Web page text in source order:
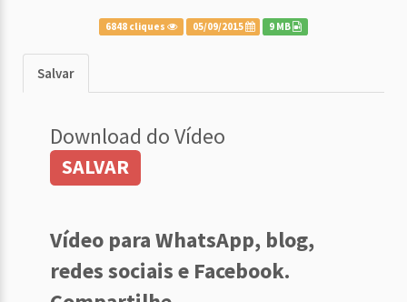
6848 cliques 05/09/2015 9 MB
Salvar
Download do Vídeo
SALVAR
Vídeo para WhatsApp, blog,
redes sociais e Facebook.